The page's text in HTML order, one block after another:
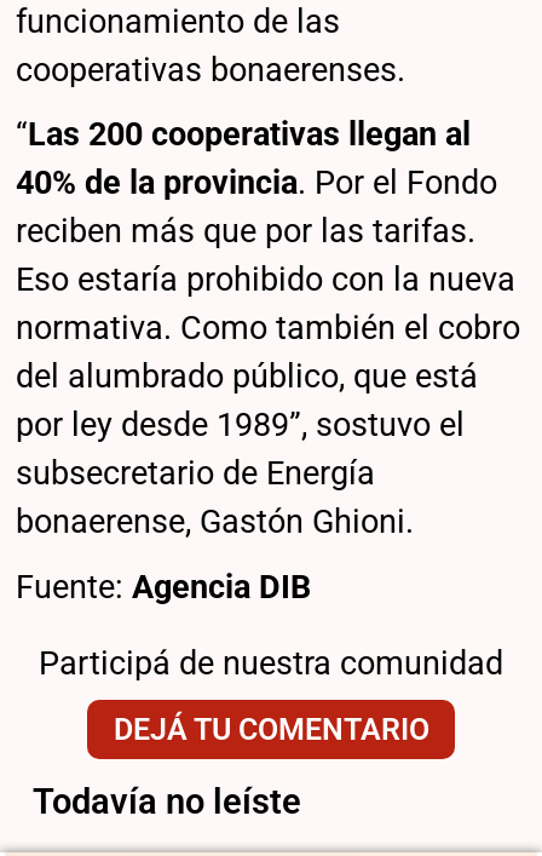
funcionamiento de las
cooperativas bonaerenses.
“Las 200 cooperativas llegan al
40% de la provincia. Por el Fondo
reciben más que por las tarifas.
Eso estaría prohibido con la nueva
normativa. Como también el cobro
del alumbrado público, que está
por ley desde 1989”, sostuvo el
subsecretario de Energía
bonaerense, Gastón Ghioni.
Fuente:Agencia DIB
Participá de nuestra comunidad
DEJÁ TU COMENTARIO
Todavía no leíste